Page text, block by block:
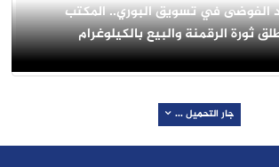
الفوضى في تسويق البوري.. المكتب
ثورة الرقمنة والبيع بالكيلوغرام
جار التحميل ...